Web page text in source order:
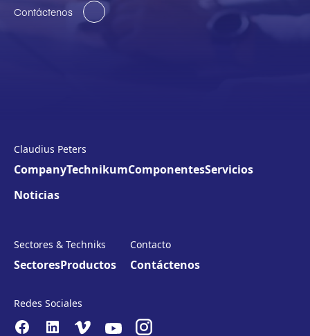
Contáctenos
Claudius Peters
CompanyTechnikumComponentesServicios
Noticias
Sectores & Techniks
SectoresProductos
Contacto
Contáctenos
Redes Sociales